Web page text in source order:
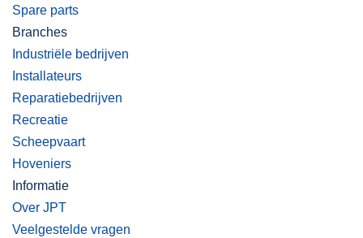
Spare parts
Branches
Industriële bedrijven
Installateurs
Reparatiebedrijven
Recreatie
Scheepvaart
Hoveniers
Informatie
Over JPT
Veelgestelde vragen